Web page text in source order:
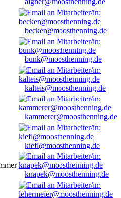
aigner@moosthenning.de
becker@moosthenning.de
bunk@moosthenning.de
kalteis@moosthenning.de
kammerer@moosthenning.de
kiefl@moosthenning.de
knapek@moosthenning.de